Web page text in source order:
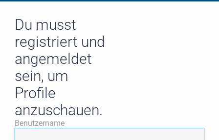
Du musst
registriert und
angemeldet
sein, um
Profile
anzuschauen.
Benutzername